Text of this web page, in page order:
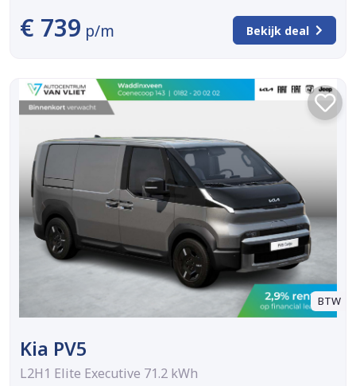
€ 739 p/m Bekijk deal
BTW
Kia PV5
L2H1 Elite Executive 71.2 kWh